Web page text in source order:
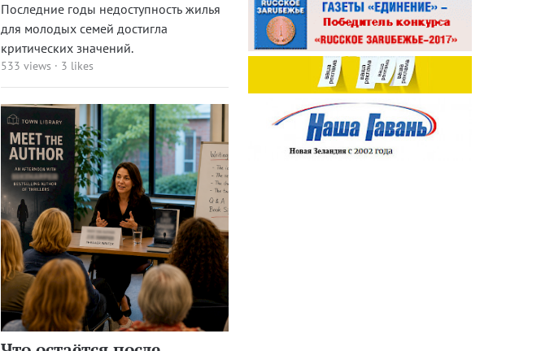
Последние годы недоступность жилья
для молодых семей достигла
критических значений.
533 views · 3 likes